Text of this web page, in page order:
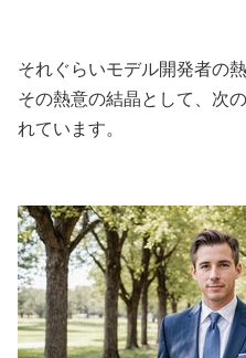
それぐらいモデル開発者の
その熱意の結晶として、次
れています。